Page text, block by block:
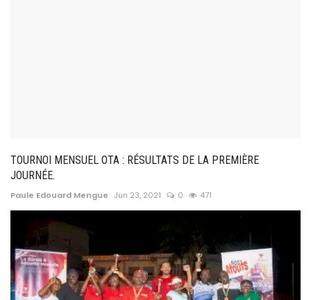
TOURNOI MENSUEL OTA : RÉSULTATS DE LA PREMIÈRE
JOURNÉE.
Paule Edouard Mengue Jun 23, 2021 0 471